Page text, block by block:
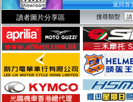
返回首
讀者圖片分享區 搜尋類型